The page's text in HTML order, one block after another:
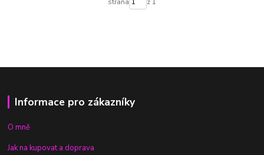
Informace pro zákazníky
O mně
Jak na kupovat a doprava